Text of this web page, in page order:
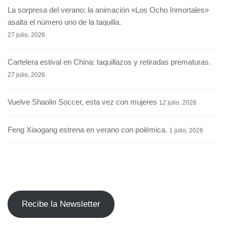
La sorpresa del verano: la animación «Los Ocho Inmortales»
asalta el número uno de la taquilla.
27 julio, 2026
Cartelera estival en China: taquillazos y retiradas prematuras.
27 julio, 2026
Vuelve Shaolin Soccer, esta vez con mujeres 12 julio, 2026
Feng Xiaogang estrena en verano con polémica. 1 julio, 2026
Recibe la Newsletter